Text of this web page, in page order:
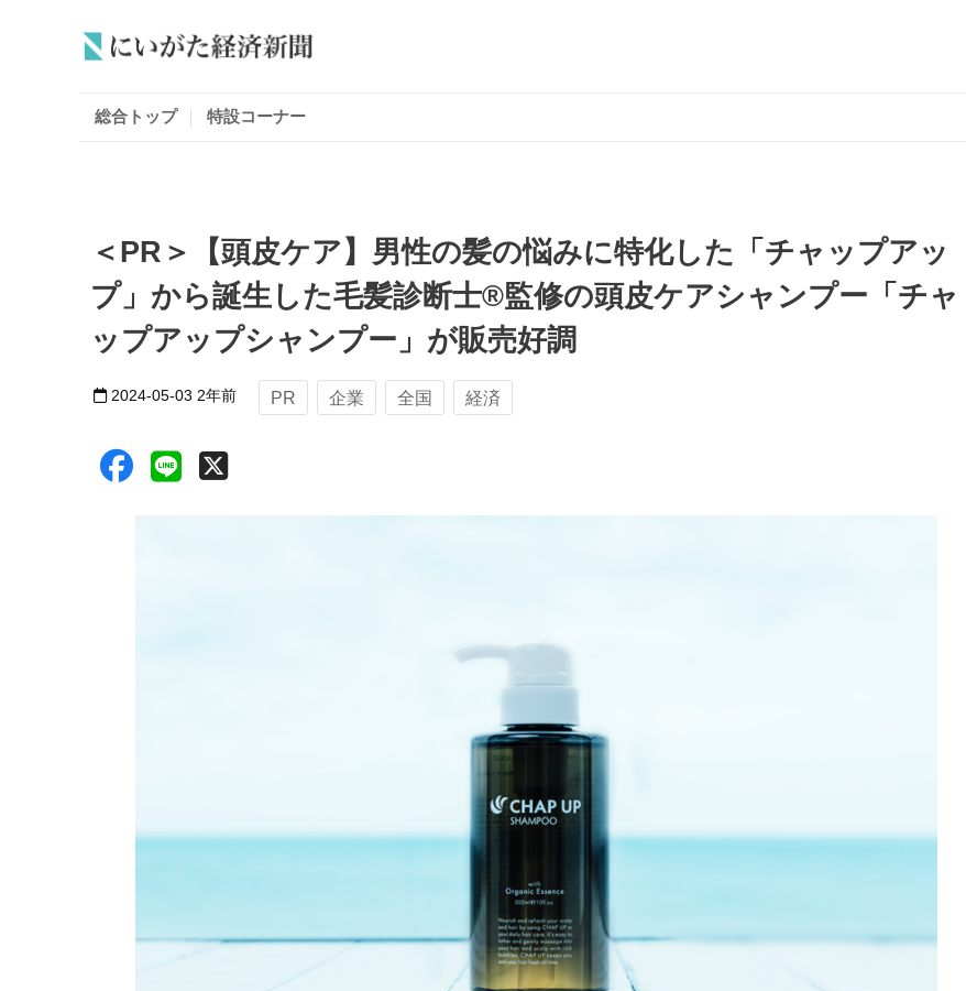
総合トップ 特設コーナー
＜PR＞【頭皮ケア】男性の髪の悩みに特化した「チャップアッ
プ」から誕生した毛髪診断士®監修の頭皮ケアシャンプー「チャ
ップアップシャンプー」が販売好調
2024-05-03 2年前 PR 企業 全国 経済